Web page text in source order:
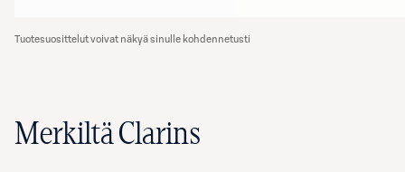
Tuotesuosittelut voivat näkyä sinulle kohdennetusti
Merkiltä Clarins